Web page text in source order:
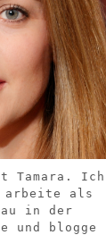
Tamara. Ich
als
in der
und blogge